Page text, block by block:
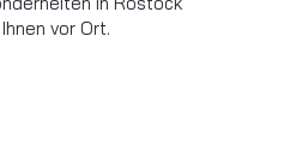
vor Ort.